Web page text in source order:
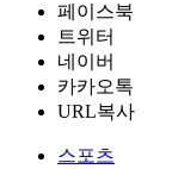
페이스북
트위터
네이버
카카오톡
URL복사
스포츠